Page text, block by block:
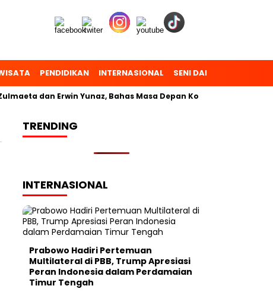
PENDIDIKAN INTERNASIONAL SENI DAN BUDAYA
dan Erwin Yunaz, Bahas Masa Depan Kota dalam Pilkada
TRENDING
INTERNASIONAL
Prabowo Hadiri Pertemuan
Multilateral di PBB, Trump Apresiasi
Peran Indonesia dalam Perdamaian
Timur Tengah